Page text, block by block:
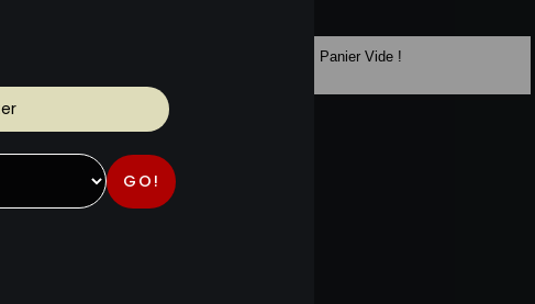
Panier Vide !